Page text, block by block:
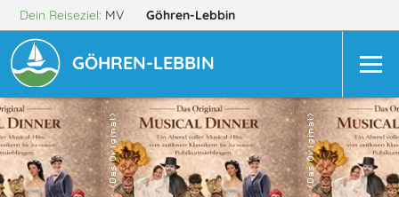
Dein Reiseziel: MV Göhren-Lebbin
GÖHREN-LEBBIN